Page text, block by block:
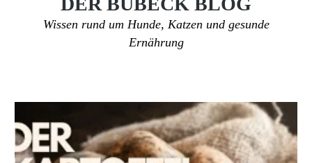
Wissen rund um Hunde, Katzen und gesunde
Ernährung